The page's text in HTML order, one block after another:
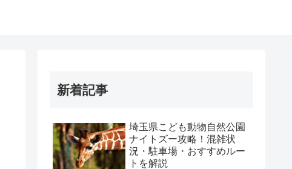
新着記事
埼玉県こども動物自然公園
ナイトズー攻略！混雑状
況・駐車場・おすすめルー
トを解説